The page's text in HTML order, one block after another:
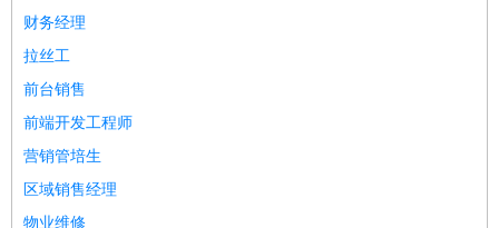
财务经理
拉丝工
前台销售
前端开发工程师
营销管培生
区域销售经理
物业维修